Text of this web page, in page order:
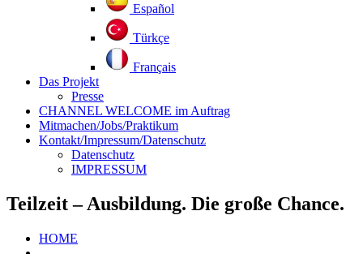
Español
Türkçe
Français
Das Projekt
Presse
CHANNEL WELCOME im Auftrag
Mitmachen/Jobs/Praktikum
Kontakt/Impressum/Datenschutz
Datenschutz
IMPRESSUM
Teilzeit – Ausbildung. Die große Chance.
HOME